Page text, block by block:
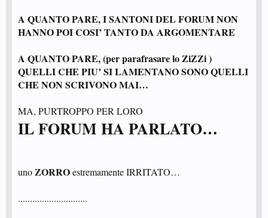
A QUANTO PARE, I SANTONI DEL FORUM NON
HANNO POI COSI’ TANTO DA ARGOMENTARE
A QUANTO PARE, (per parafrasare lo ZiZZi )
QUELLI CHE PIU’ SI LAMENTANO SONO QUELLI
CHE NON SCRIVONO MAI…
MA, PURTROPPO PER LORO
IL FORUM HA PARLATO…
unoZORROestremamente IRRITATO…
.............................